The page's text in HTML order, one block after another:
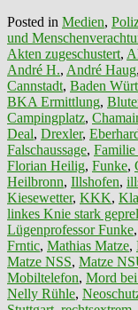
Posted in Medien,
und
Akten zugeschustert,
André H., André Haug,
Cannstadt, Baden
BKA Ermittlung,
Campingplatz,
Deal, Drexler,
Falschaussage,
Florian Heilig, Funke,
Heilbronn, Illshofen,
Kiesewetter, KKK,
linkes Knie stark
Lügenprofessor Funke,
Frntic, Mathias Matze,
Matze NSS, Matze
Mobiltelefon, Mord
Nelly Rühle,